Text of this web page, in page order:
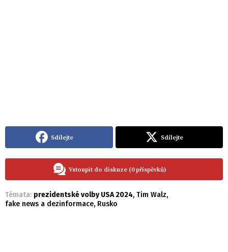
Sdílejte Sdílejte
Vstoupit do diskuze (0 příspěvků)
Témata: prezidentské volby USA 2024, Tim Walz,
fake news a dezinformace, Rusko